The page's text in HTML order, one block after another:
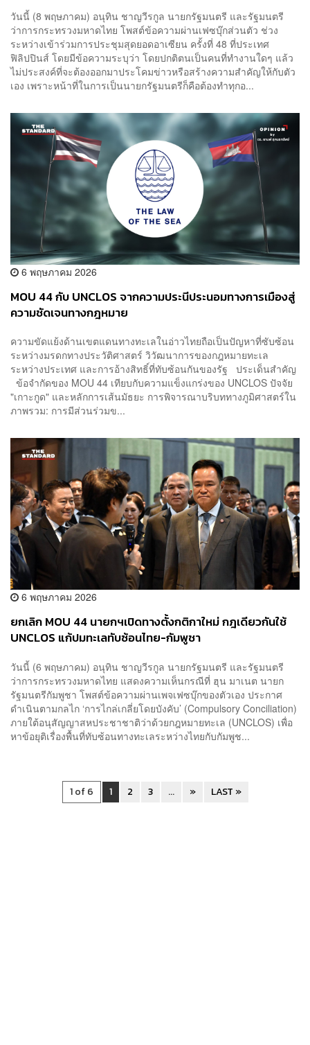
วันนี้ (8 พฤษภาคม) อนุทิน ชาญวีรกูล นายกรัฐมนตรี และรัฐมนตรี
ว่าการกระทรวงมหาดไทย โพสต์ข้อความผ่านเฟซบุ๊กส่วนตัว ช่วง
ระหว่างเข้าร่วมการประชุมสุดยอดอาเซียน ครั้งที่ 48 ที่ประเทศ
ฟิลิปปินส์ โดยมีข้อความระบุว่า โดยปกติตนเป็นคนที่ทำงานใดๆ แล้ว
ไม่ประสงค์ที่จะต้องออกมาประโคมข่าวหรือสร้างความสำคัญให้กับตัว
เอง เพราะหน้าที่ในการเป็นนายกรัฐมนตรีก็คือต้องทำทุกอ...
6 พฤษภาคม 2026
MOU 44 กับ UNCLOS จากความประนีประนอมทางการเมืองสู่
ความชัดเจนทางกฎหมาย
ความขัดแย้งด้านเขตแดนทางทะเลในอ่าวไทยถือเป็นปัญหาที่ซับซ้อน
ระหว่างมรดกทางประวัติศาสตร์ วิวัฒนาการของกฎหมายทะเล
ระหว่างประเทศ และการอ้างสิทธิ์ที่ทับซ้อนกันของรัฐ ประเด็นสำคัญ
ข้อจำกัดของ MOU 44 เทียบกับความแข็งแกร่งของ UNCLOS ปัจจัย
"เกาะกูด" และหลักการเส้นมัธยะ การพิจารณาบริบททางภูมิศาสตร์ใน
ภาพรวม: การมีส่วนร่วมข...
6 พฤษภาคม 2026
ยกเลิก MOU 44 นายกฯเปิดทางตั้งกติกาใหม่ กฎเดียวกันใช้
UNCLOS แก้ปมทะเลทับซ้อนไทย-กัมพูชา
วันนี้ (6 พฤษภาคม) อนุทิน ชาญวีรกูล นายกรัฐมนตรี และรัฐมนตรี
ว่าการกระทรวงมหาดไทย แสดงความเห็นกรณีที่ ฮุน มาเนต นายก
รัฐมนตรีกัมพูชา โพสต์ข้อความผ่านเพจเฟซบุ๊กของตัวเอง ประกาศ
ดำเนินตามกลไก ‘การไกล่เกลี่ยโดยบังคับ’ (Compulsory Conciliation)
ภายใต้อนุสัญญาสหประชาชาติว่าด้วยกฎหมายทะเล (UNCLOS) เพื่อ
หาข้อยุติเรื่องพื้นที่ทับซ้อนทางทะเลระหว่างไทยกับกัมพูช...
1 of 6 1 2 3 ... » LAST »